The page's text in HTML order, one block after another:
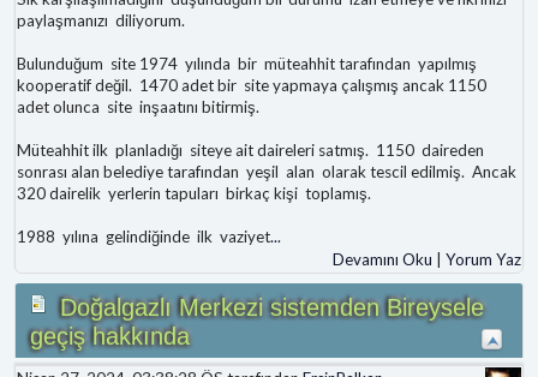
paylaşmanızı diliyorum.
Bulunduğum site 1974 yılında bir müteahhit tarafından yapılmış
kooperatif değil. 1470 adet bir site yapmaya çalışmış ancak 1150
adet olunca site inşaatını bitirmiş.
Müteahhit ilk planladığı siteye ait daireleri satmış. 1150 daireden
sonrası alan belediye tarafından yeşil alan olarak tescil edilmiş. Ancak
320 dairelik yerlerin tapuları birkaç kişi toplamış.
1988 yılına gelindiğinde ilk vaziyet...
Devamını Oku
Yorum Yaz
Doğalgazlı Merkezi sistemden Bireysele
geçiş hakkında